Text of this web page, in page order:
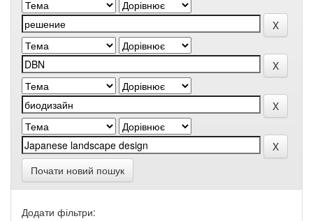
Почати новий пошук
Додати фільтри: